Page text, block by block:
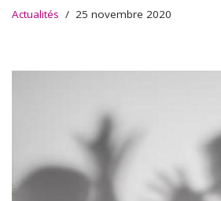
Actualités 25 novembre 2020